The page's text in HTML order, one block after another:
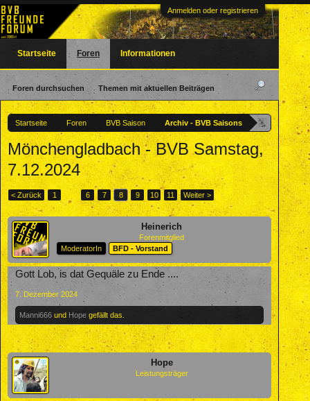
Anmelden oder registrieren
Startseite Foren BVB Saison Archiv - BVB Saisons
Mönchengladbach - BVB Samstag,
7.12.2024
< Zurück 1 ← 6 7 8 9 10 11 Weiter >
Heinerich
Forenmitglied
ModeratorIn
BFD - Vorstand
Gott Lob, is dat Gequäle zu Ende ....
7. Dezember 2024
Manni666 und Hope gefällt das.
Hope
Leistungsträger
Startseite Foren
Foren durchsuchen Themen mit aktuellen Beiträgen
Informationen